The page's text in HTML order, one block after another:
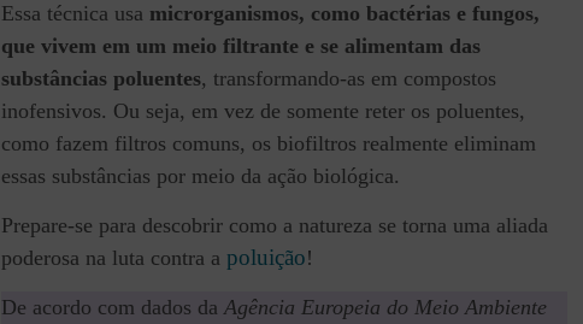
Essa técnica usa microrganismos, como bactérias e fungos,
que vivem em um meio filtrante e se alimentam das
substâncias poluentes, transformando-as em compostos
inofensivos. Ou seja, em vez de somente reter os poluentes,
como fazem filtros comuns, os biofiltros realmente eliminam
essas substâncias por meio da ação biológica.
Prepare-se para descobrir como a natureza se torna uma aliada
poderosa na luta contra a poluição!
De acordo com dados daAgência Europeia do Meio Ambiente